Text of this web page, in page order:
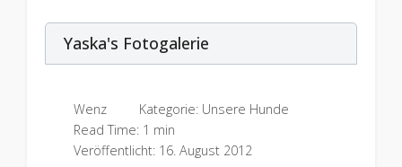
Yaska's Fotogalerie
Wenz Kategorie: Unsere Hunde
Read Time: 1 min
Veröffentlicht: 16. August 2012